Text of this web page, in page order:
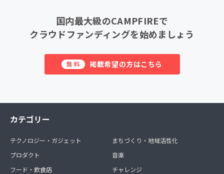
国内最大級のCAMPFIREで
クラウドファンディングを始めましょう
無料 掲載希望の方はこちら
カテゴリー
テクノロジー・ガジェット
プロダクト
フード・飲食店
まちづくり・地域活性化
音楽
チャレンジ